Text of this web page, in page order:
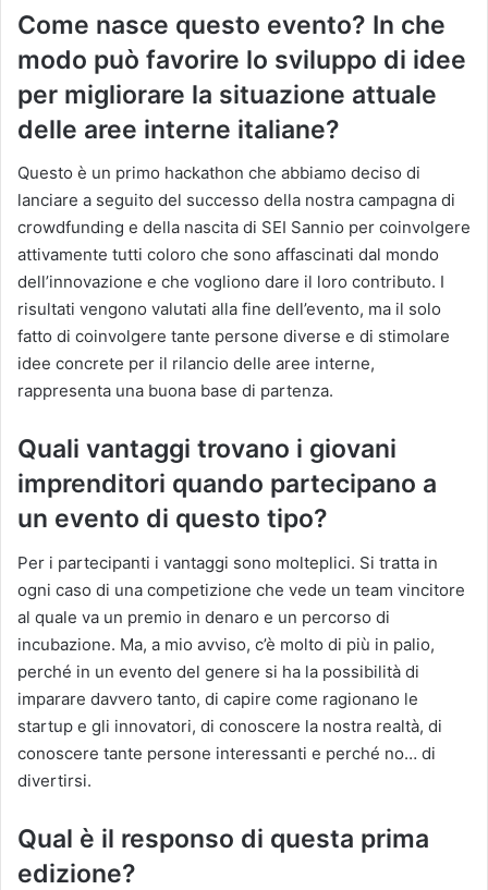
Come nasce questo evento? In che
modo può favorire lo sviluppo di idee
per migliorare la situazione attuale
delle aree interne italiane?
Questo è un primo hackathon che abbiamo deciso di
lanciare a seguito del successo della nostra campagna di
crowdfunding e della nascita di SEI Sannio per coinvolgere
attivamente tutti coloro che sono affascinati dal mondo
dell’innovazione e che vogliono dare il loro contributo. I
risultati vengono valutati alla fine dell’evento, ma il solo
fatto di coinvolgere tante persone diverse e di stimolare
idee concrete per il rilancio delle aree interne,
rappresenta una buona base di partenza.
Quali vantaggi trovano i giovani
imprenditori quando partecipano a
un evento di questo tipo?
Per i partecipanti i vantaggi sono molteplici. Si tratta in
ogni caso di una competizione che vede un team vincitore
al quale va un premio in denaro e un percorso di
incubazione. Ma, a mio avviso, c’è molto di più in palio,
perché in un evento del genere si ha la possibilità di
imparare davvero tanto, di capire come ragionano le
startup e gli innovatori, di conoscere la nostra realtà, di
conoscere tante persone interessanti e perché no… di
divertirsi.
Qual è il responso di questa prima
edizione?